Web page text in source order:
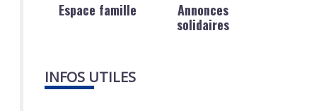
Espace famille
Annonces
solidaires
INFOS UTILES